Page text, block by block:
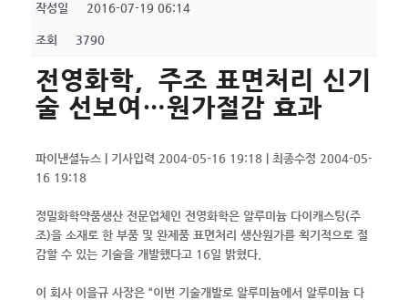
작성일 2016-07-19 06:14
조회 3790
전영화학，주조 표면처리 신기
술 선보여…원가절감 효과
파이낸셜뉴스 | 기사입력 2004-05-16 19:18 | 최종수정 2004-05-
16 19:18
정밀화학약품생산 전문업체인 전영화학은 알루미늄 다이캐스팅(주
조)을 소재로 한 부품 및 완제품 표면처리 생산원가를 획기적으로 절
감할 수 있는 기술을 개발했다고 16일 밝혔다.
이 회사 이을규 사장은 “이번 기술개발로 알루미늄에서 알루미늄 다